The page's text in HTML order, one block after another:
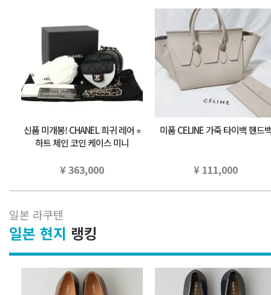
신품 미개봉! CHANEL 희귀 레어 ⭐︎
하트 체인 코인 케이스 미니
¥ 363,000
미품 CELINE 가죽 타이백 핸드
¥ 111,000
일본 라쿠텐
일본 현지 랭킹